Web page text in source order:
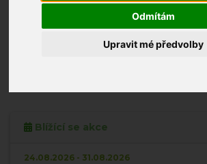
Odmítám
Upravit mé předvolby
17. 18. 19. 20. 21.
31. 1.
Blížící se akce
24.08.2026 - 31.08.2026